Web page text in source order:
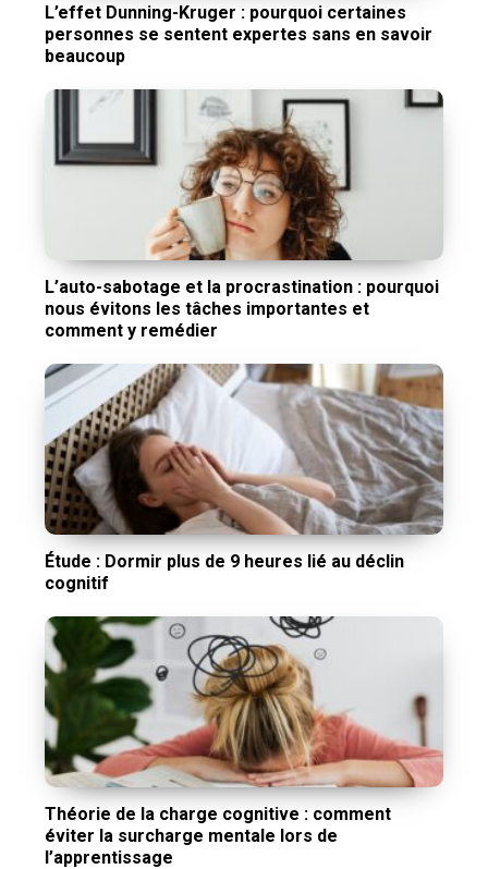
L’effet Dunning-Kruger : pourquoi certaines
personnes se sentent expertes sans en savoir
beaucoup
L’auto-sabotage et la procrastination : pourquoi
nous évitons les tâches importantes et
comment y remédier
Étude : Dormir plus de 9 heures lié au déclin
cognitif
Théorie de la charge cognitive : comment
éviter la surcharge mentale lors de
l’apprentissage